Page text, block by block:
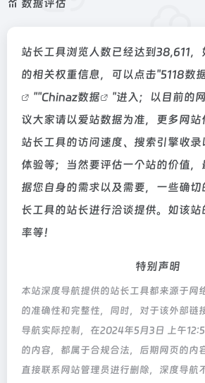
数据评估
站长工具浏览人数已经达到38,611
的相关权重信息，可以点击"5118数
""Chinaz数据
"进入；以目前的
议大家请以爱站数据为准，更多网站
站长工具的访问速度、搜索引擎收
体验等；当然要评估一个站的价值
据您自身的需求以及需要，一些确
长工具的站长进行洽谈提供。如该
率等！
特别声明
本站深度导航提供的站长工具都来源于网
的准确性和完整性，同时，对于该外部链
导航实际控制，在2024年5月3日 上午
的内容，都属于合规合法，后期网页的内
直接联系网站管理员进行删除，深度导航